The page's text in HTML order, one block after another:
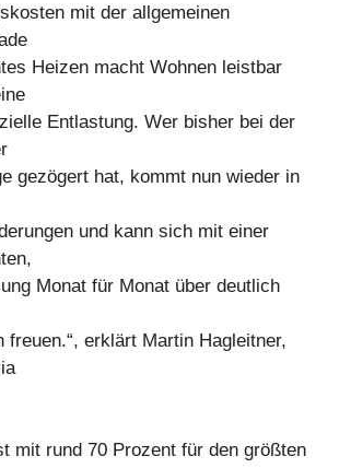
mit der allgemeinen
Heizen macht Wohnen leistbar
Entlastung. Wer bisher bei der
gezögert hat, kommt nun wieder in
und kann sich mit einer
Monat für Monat über deutlich
freuen.“, erklärt Martin Hagleitner,
mit rund 70 Prozent für den größten